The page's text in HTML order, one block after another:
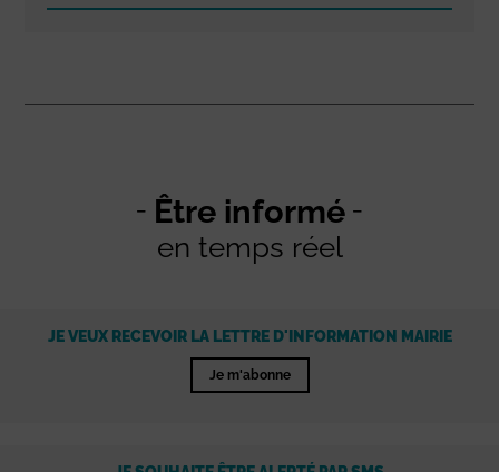
Être informé
en temps réel
JE VEUX RECEVOIR LA LETTRE D'INFORMATION MAIRIE
Je m'abonne